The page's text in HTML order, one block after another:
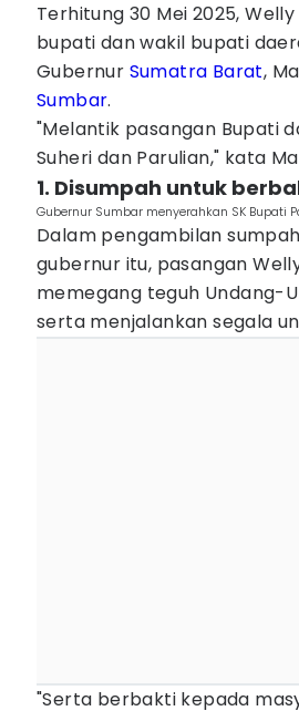
Terhitung 30 Mei 2025,
bupati dan wakil bupati
Gubernur Sumatra Barat,
Sumbar.
"Melantik pasangan Bupati
Suheri dan Parulian," kata
1. Disumpah untuk
Gubernur Sumbar menyerahkan SK Bupati
Dalam pengambilan
gubernur itu, pasangan
memegang teguh Undang-
serta menjalankan segala
"Serta berbakti kepada